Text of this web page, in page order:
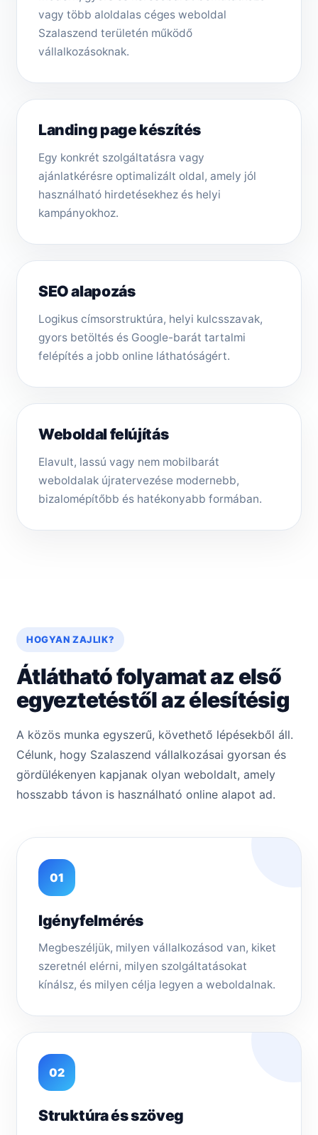
vagy több aloldalas céges weboldal
Szalaszend területén működő
vállalkozásoknak.
Landing page készítés
Egy konkrét szolgáltatásra vagy
ajánlatkérésre optimalizált oldal, amely jól
használható hirdetésekhez és helyi
kampányokhoz.
SEO alapozás
Logikus címsorstruktúra, helyi kulcsszavak,
gyors betöltés és Google-barát tartalmi
felépítés a jobb online láthatóságért.
Weboldal felújítás
Elavult, lassú vagy nem mobilbarát
weboldalak újratervezése modernebb,
bizalomépítőbb és hatékonyabb formában.
HOGYAN ZAJLIK?
Átlátható folyamat az első
egyeztetéstől az élesítésig
A közös munka egyszerű, követhető lépésekből áll.
Célunk, hogy Szalaszend vállalkozásai gyorsan és
gördülékenyen kapjanak olyan weboldalt, amely
hosszabb távon is használható online alapot ad.
01
Igényfelmérés
Megbeszéljük, milyen vállalkozásod van, kiket
szeretnél elérni, milyen szolgáltatásokat
kínálsz, és milyen célja legyen a weboldalnak.
02
Struktúra és szöveg